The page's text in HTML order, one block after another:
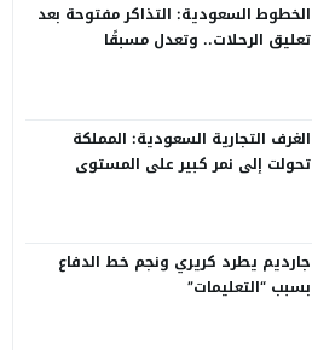
الخطوط السعودية: التذاكر مفتوحة بعد
تعليق الرحلات.. وتعدل مسبقًا
الغرف التجارية السعودية: المملكة
تحولت إلى نمر كبير على المستوى
جارديم يطرد كريري ونجم خط الدفاع
بسبب “التعليمات”